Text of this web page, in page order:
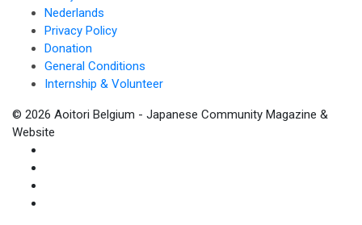
Nederlands
Privacy Policy
Donation
General Conditions
Internship & Volunteer
© 2026 Aoitori Belgium - Japanese Community Magazine &
Website